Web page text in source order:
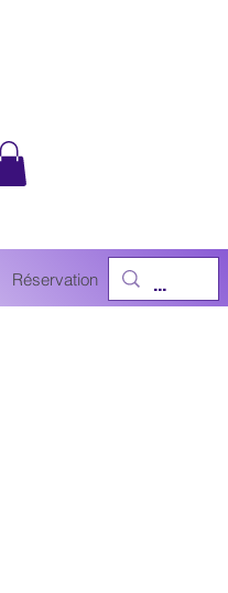
Réservation